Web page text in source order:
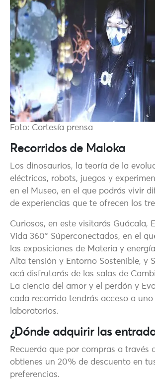
Foto: Cortesía prensa
Recorridos de Maloka
Los dinosaurios, la teoría de la
eléctricas, robots, juegos y
en el Museo, en el que podrás vivir
de experiencias que te ofrecen los
Curiosos, en este visitarás Guácala,
Vida 360° Súperconectados, en el
las exposiciones de Materia y
Alta tensión y Entorno Sostenible, y
acá disfrutarás de las salas de
La ciencia del amor y el perdón y
cada recorrido tendrás acceso a uno
laboratorios.
¿Dónde adquirir las
Recuerda que por compras a través
obtienes un 20% de descuento en
preferencias.